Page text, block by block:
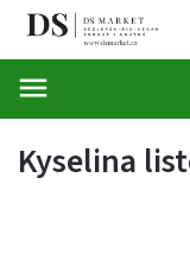
Kyselina